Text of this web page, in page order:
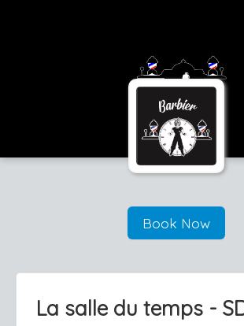
Book Now
La salle du temps -